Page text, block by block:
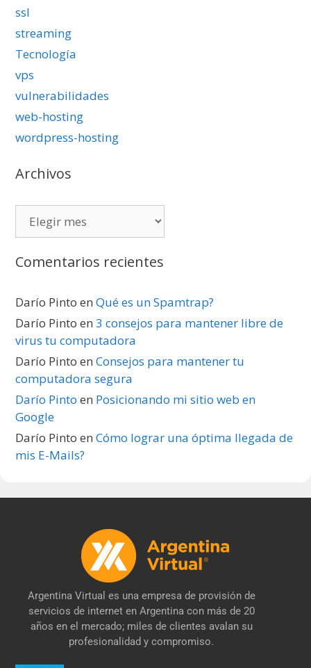
ssl
streaming
Tecnología
vps
vulnerabilidades
web-hosting
wordpress-hosting
Archivos
Comentarios recientes
Darío Pinto enQué es un Spamtrap?
Darío Pinto en3 consejos para mantener libre de
virus tu computadora
Darío Pinto enConsejos para mantener tu
computadora segura
Darío Pinto en Posicionando mi sitio web en
Google
Darío Pinto enCómo lograr una óptima llegada de
mis E-Mails?
Argentina Virtual es una empresa de provisión de
servicios de internet en Argentina con más de 20
años en el mercado; miles de clientes avalan su
profesionalidad y compromiso.